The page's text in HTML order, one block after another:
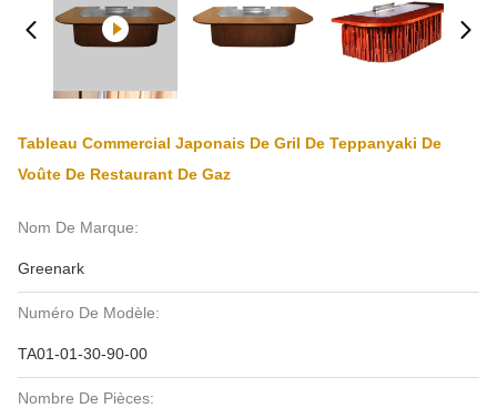
Tableau Commercial Japonais De Gril De Teppanyaki De
Voûte De Restaurant De Gaz
Nom De Marque:
Greenark
Numéro De Modèle:
TA01-01-30-90-00
Nombre De Pièces: